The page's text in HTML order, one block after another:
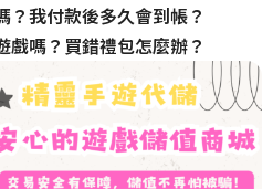
我付款後多久會到帳？
嗎？買錯禮包怎麼辦？